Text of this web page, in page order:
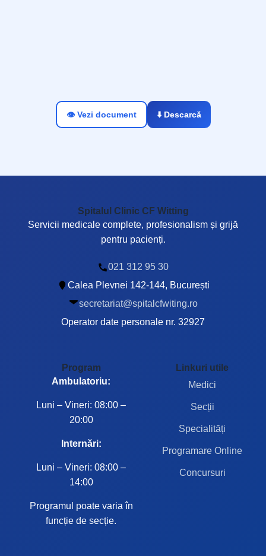
👁️ Vezi document ⬇️ Descarcă
Spitalul Clinic CF Witting
Servicii medicale complete, profesionalism și grijă
pentru pacienți.
021 312 95 30
Calea Plevnei 142-144, București
secretariat@spitalcfwiting.ro
Operator date personale nr. 32927
Program
Ambulatoriu:
Luni – Vineri: 08:00 –
20:00
Internări:
Luni – Vineri: 08:00 –
14:00
Programul poate varia în
funcție de secție.
Linkuri utile
Medici
Secții
Specialități
Programare Online
Concursuri